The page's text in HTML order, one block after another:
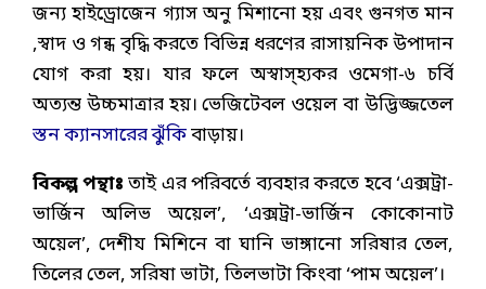
জন্য হাইড্রোজেন গ্যাস অনু মিশানো হয় এবং গুনগত মান
,স্বাদ ও গন্ধ বৃদ্ধি করতে বিভিন্ন ধরণের রাসায়নিক উপাদান
যোগ করা হয়। যার ফলে অস্বাস্হ্যকর ওমেগা-৬ চর্বি
অত্যন্ত উচ্চমাত্রার হয়। ভেজিটেবল ওয়েল বা উদ্ভিজ্জতেল
স্তন ক্যানসারের ঝুঁকিবাড়ায়।
বিকল্প পন্থাঃ তাই এর পরিবর্তে ব্যবহার করতে হবে ‘এক্সট্রা-
ভার্জিন অলিভ অয়েল’, ‘এক্সট্রা-ভার্জিন কোকোনাট
অয়েল’, দেশীয মিশিনে বা ঘানি ভাঙ্গানো সরিষার তেল,
তিলের তেল, সরিষা ভাটা, তিলভাটা কিংবা ‘পাম অয়েল’।